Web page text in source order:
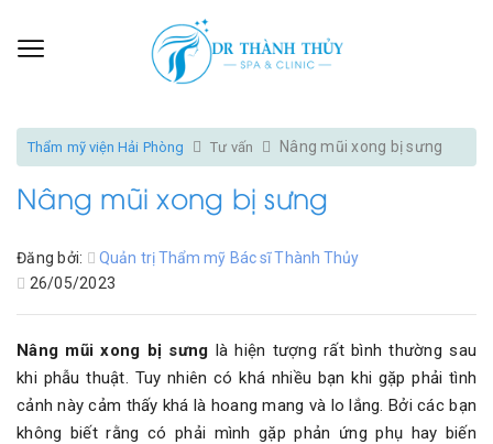
Thẩm mỹ viện Hải Phòng Tư vấn Nâng mũi xong bị sưng
Nâng mũi xong bị sưng
Đăng bởi:
Quản trị Thẩm mỹ Bác sĩ Thành Thủy
26/05/2023
Nâng mũi xong bị sưng là hiện tượng rất bình thường sau
khi phẫu thuật. Tuy nhiên có khá nhiều bạn khi gặp phải tình
cảnh này cảm thấy khá là hoang mang và lo lắng. Bởi các bạn
không biết rằng có phải mình gặp phản ứng phụ hay biến